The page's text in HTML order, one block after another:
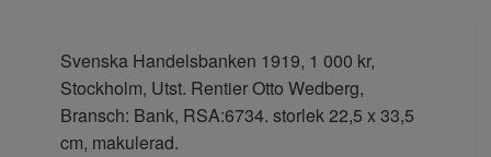
Svenska Handelsbanken 1919, 1 000 kr,
Stockholm, Utst. Rentier Otto Wedberg,
Bransch: Bank, RSA:6734. storlek 22,5 x 33,5
cm, makulerad.